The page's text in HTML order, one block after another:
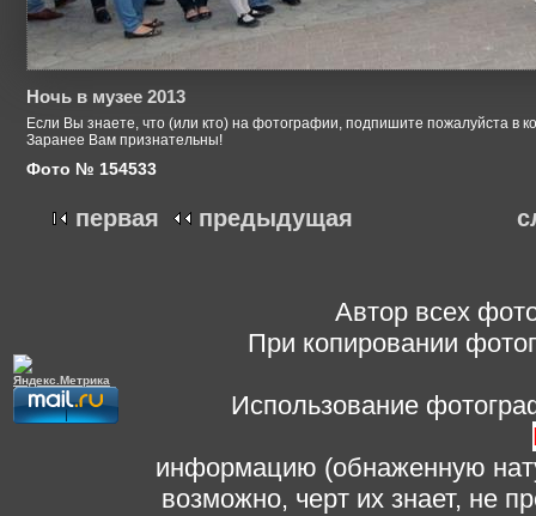
Ночь в музее 2013
Если Вы знаете, что (или кто) на фотографии, подпишите пожалуйста в
Заранее Вам признательны!
Фото № 154533
первая предыдущая
Автор всех
При копировании
Использование
информацию (обнаженную
возможно, черт их знает, не